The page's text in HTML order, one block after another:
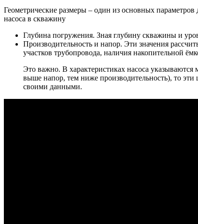
Геометрические размеры – один из основных параметров
насоса в скважину
Глубина погружения. Зная глубину скважины и
Производительность и напор. Эти значения
участков трубопровода, наличия накопительной
Это важно. В характеристиках насоса указываются
выше напор, тем ниже производительность), то
своими данными.